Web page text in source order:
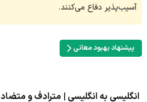
آسیب‌پذیر دفاع می‌کنند.
پیشنهاد بهبود معانی
انگلیسی به انگلیسی | مترادف و متضاد underdog